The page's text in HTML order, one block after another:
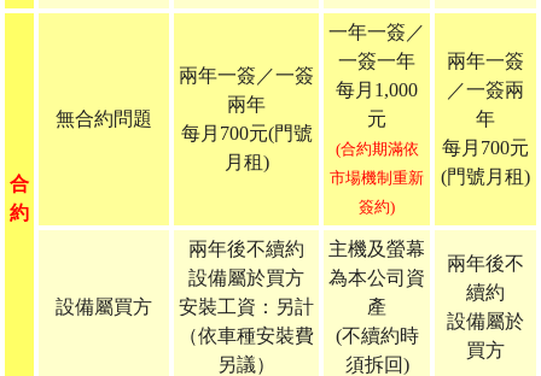
合
約
無合約問題
兩年一簽／一簽
兩年
每月700元(門號
月租)
一年一簽／
一簽一年
每月1,000
元
(合約期滿依
市場機制重新
簽約)
兩年一簽
／一簽兩
年
每月700元
(門號月租)
設備屬買方
兩年後不續約
設備屬於買方
安裝工資：另計
（依車種安裝費
另議）
主機及螢幕
為本公司資
產
(不續約時
須拆回)
兩年後不
續約
設備屬於
買方